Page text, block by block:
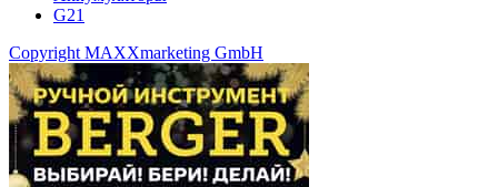
G21
Copyright MAXXmarketing GmbH